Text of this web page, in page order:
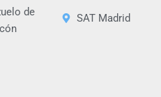
de
SAT Madrid